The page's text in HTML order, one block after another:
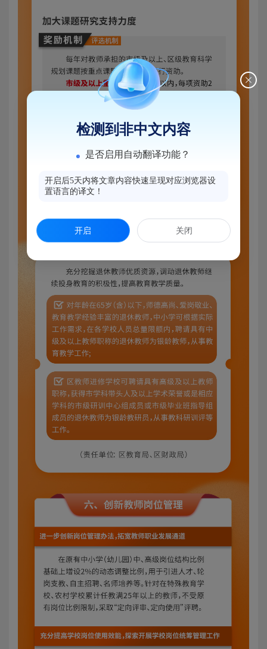
检测到非中文内容
是否启用自动翻译功能？
开启后5天内将文章内容快速呈现对应浏览器设
置语言的译文！
开启 关闭